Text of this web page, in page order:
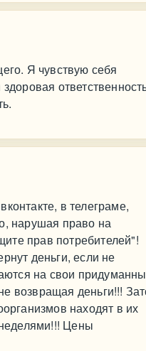
Я чувствую себя
в телеграме,
нарушая право на
прав потребителей"!
деньги, если не
на свои
возвращая деньги!!!
находят в их
Цены